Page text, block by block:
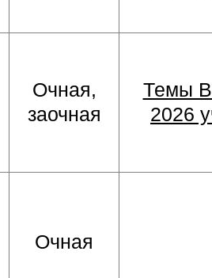
Очная,
заочная
Темы
2026
Очная